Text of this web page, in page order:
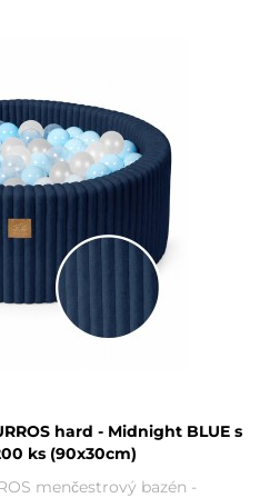
hard - Midnight BLUE s
ks (90x30cm)
menčestrový bazén -